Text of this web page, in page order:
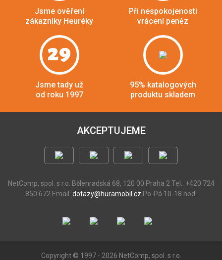
Jsme ověření
zákazníky Heuréky
Při nespokojenosti
vrácení peněz
29
Jsme tady už
od roku 1997
95% katalogových
produktu skladem
AKCEPTUJEME
NetComp, spol. s r.o. Bělehradská 68, 120 00 Praha 2 Tel.: +420 724
850 672 Email: dotazy@huramobil.cz Po-Pá 10-18 hod.
Copyright © 1997 - 2026 NetComp, spol. s r.o.